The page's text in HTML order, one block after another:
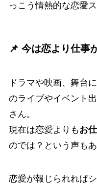
っこう情熱的な恋愛
📌 今は恋より仕事
ドラマや映画、舞台
のライブやイベント
さん。
現在は恋愛よりもお
のでは？という声もあ
恋愛が報じられれば